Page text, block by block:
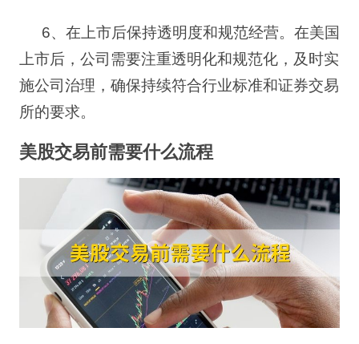
6、在上市后保持透明度和规范经营。在美国
上市后，公司需要注重透明化和规范化，及时实
施公司治理，确保持续符合行业标准和证券交易
所的要求。
美股交易前需要什么流程